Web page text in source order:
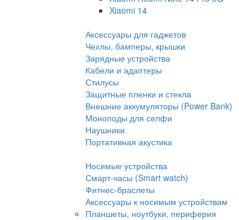
Xiaomi 14
Аксессуары для гаджетов
Чехлы, бамперы, крышки
Зарядные устройства
Кабели и адаптеры
Стилусы
Защитные пленки и стекла
Внешние аккумуляторы (Power Bank)
Моноподы для селфи
Наушники
Портативная акустика
Носимые устройства
Смарт-часы (Smart watch)
Фитнес-браслеты
Аксессуары к носимым устройствам
Планшеты, ноутбуки, периферия